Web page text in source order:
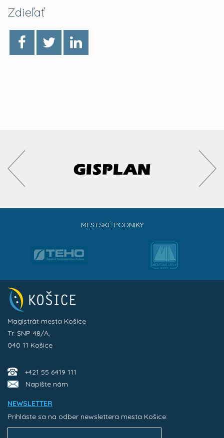
Zdieľať
MESTSKÉ PODNIKY
Magistrát mesta Košice
Tr. SNP 48/A,
040 11 Košice
+421 55 6419 111
Napíšte nám
NEWSLETTER
Prihláste sa na odber newslettera mesta Košice: